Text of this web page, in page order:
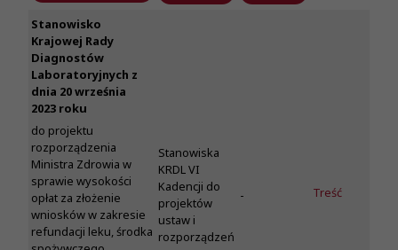
Stanowisko
Krajowej Rady
Diagnostów
Laboratoryjnych z
dnia 20 września
2023 roku
do projektu
rozporządzenia
Ministra Zdrowia w
sprawie wysokości
opłat za złożenie
wniosków w zakresie
refundacji leku, środka
Stanowiska
KRDL VI
Kadencji do
projektów
ustaw i
rozporządzeń
- Treść